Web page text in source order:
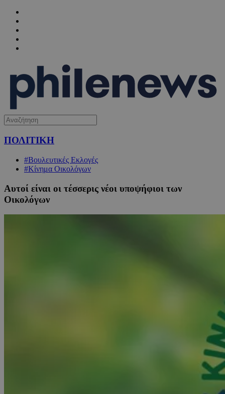
ΠΟΛΙΤΙΚΗ
#Βουλευτικές Εκλογές
#Κίνημα Οικολόγων
Αυτοί είναι οι τέσσερις νέοι υποψήφιοι των
Οικολόγων